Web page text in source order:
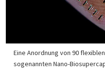
Eine Anordnung von 90
sogenannten Nano-